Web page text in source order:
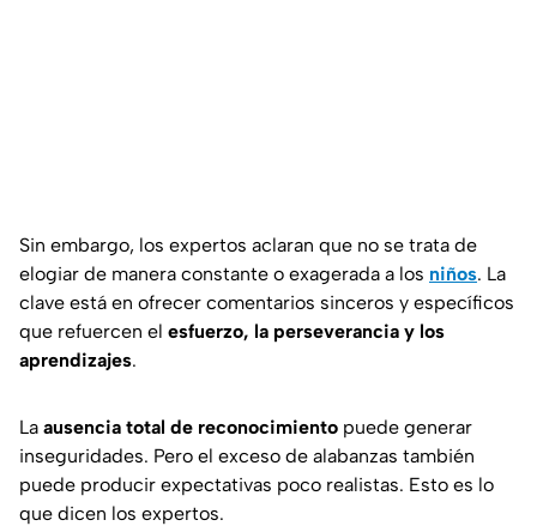
Sin embargo, los expertos aclaran que no se trata de
elogiar de manera constante o exagerada a los niños. La
clave está en ofrecer comentarios sinceros y específicos
que refuercen el esfuerzo, la perseverancia y los
aprendizajes.
La ausencia total de reconocimiento puede generar
inseguridades. Pero el exceso de alabanzas también
puede producir expectativas poco realistas. Esto es lo
que dicen los expertos.